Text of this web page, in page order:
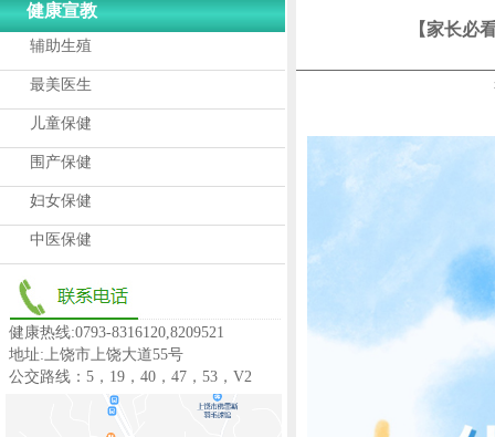
健康宣教
辅助生殖
最美医生
儿童保健
围产保健
妇女保健
中医保健
健康热线:0793-8316120,8209521
地址:上饶市上饶大道55号
公交路线：5，19，40，47，53，V2
【家长必